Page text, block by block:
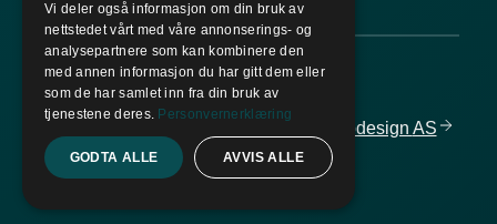
© 2026 AOF Østlandet
Fredrikstad Webdesign AS
Vi deler også informasjon om din bruk av
nettstedet vårt med våre annonserings- og
analysepartnere som kan kombinere den
med annen informasjon du har gitt dem eller
som de har samlet inn fra din bruk av
tjenestene deres. Personvernerklæring
GODTA ALLE AVVIS ALLE